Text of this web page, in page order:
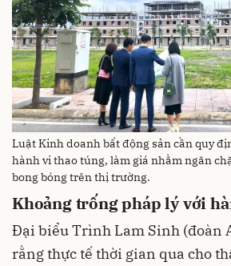
Luật Kinh doanh bất động sản cần quy
hành vi thao túng, làm giá nhằm ngăn
bong bóng trên thị trường.
Khoảng trống pháp lý với
Đại biểu Trình Lam Sinh (đoàn
rằng thực tế thời gian qua cho